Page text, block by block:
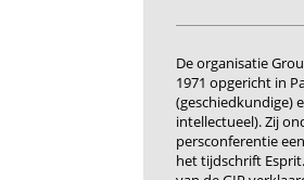
De organisatie
1971 opgericht in
(geschiedkundige)
intellectueel). Zij
persconferentie
het tijdschrift Esprit